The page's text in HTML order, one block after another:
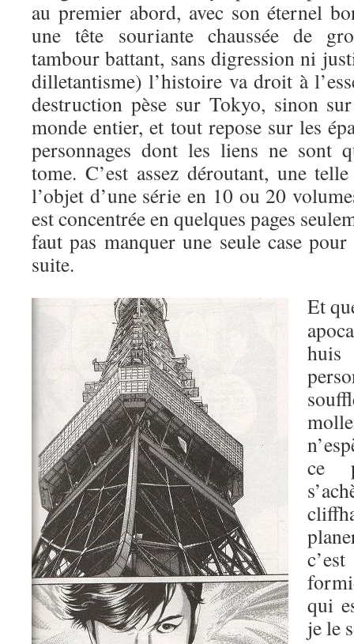
au premier abord, avec son éternel
une tête souriante chaussée de
tambour battant, sans digression ni
dilletantisme) l’histoire va droit à
destruction pèse sur Tokyo, sinon
monde entier, et tout repose sur les
personnages dont les liens ne sont
tome. C’est assez déroutant, une
l’objet d’une série en 10 ou 20
est concentrée en quelques pages
faut pas manquer une seule case
suite.
Et
ce
qui
je le